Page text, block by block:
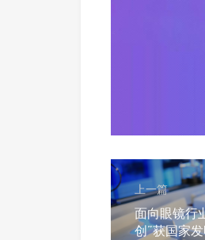
上一篇
面向眼镜行
创”获国家